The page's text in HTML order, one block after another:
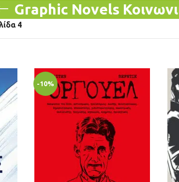
Graphic Novels
4
-10%